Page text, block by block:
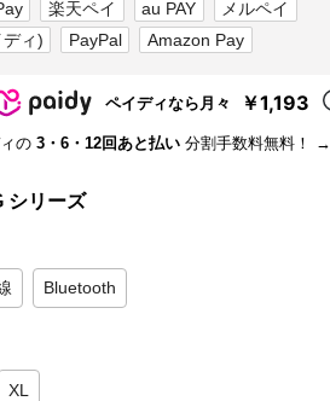
楽天ペイ au PAY
メルペイ
ィ)
PayPal Amazon Pay
ペイディなら月々 ￥1,193
の 3・6・12回あと払い 分割手数料無料！ →
シリーズ
Bluetooth
XL